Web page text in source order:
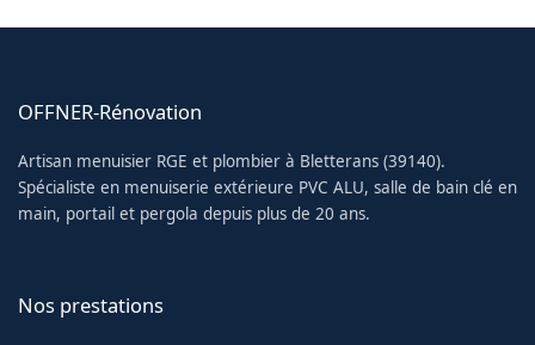
OFFNER-Rénovation
Artisan menuisier RGE et plombier à Bletterans (39140).
Spécialiste en menuiserie extérieure PVC ALU, salle de bain clé en
main, portail et pergola depuis plus de 20 ans.
Nos prestations